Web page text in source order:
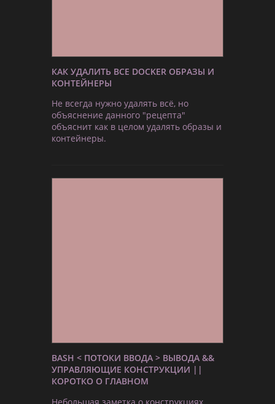
КАК УДАЛИТЬ ВСЕ DOCKER ОБРАЗЫ И
КОНТЕЙНЕРЫ
Не всегда нужно удалять всё, но
объяснение данного "рецепта"
объяснит как в целом удалять образы и
контейнеры.
BASH < ПОТОКИ ВВОДА > ВЫВОДА &&
УПРАВЛЯЮЩИЕ КОНСТРУКЦИИ ||
КОРОТКО О ГЛАВНОМ